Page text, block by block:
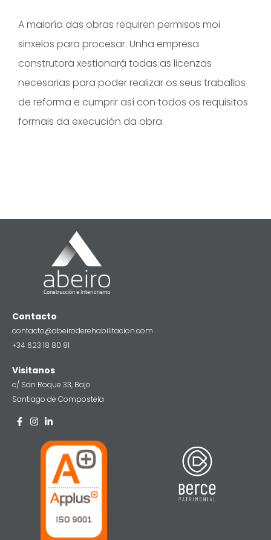
A maioría das obras requiren permisos moi
sinxelos para procesar. Unha empresa
construtora xestionará todas as licenzas
necesarias para poder realizar os seus traballos
de reforma e cumprir así con todos os requisitos
formais da execución da obra.
Contacto
contacto@abeiroderehabilitacion.com
+34 623 18 80 81
Visitanos
c/ San Roque 33, Bajo
Santiago de Compostela